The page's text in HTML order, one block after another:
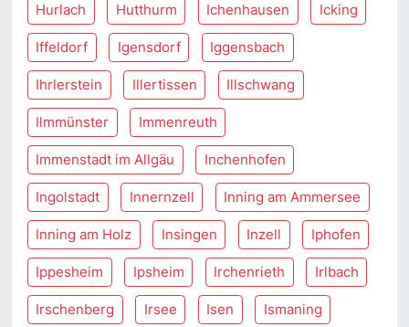
Hurlach Hutthurm Ichenhausen Icking
Iffeldorf Igensdorf Iggensbach
Ihrlerstein Illertissen Illschwang
Ilmmünster Immenreuth
Immenstadt im Allgäu Inchenhofen
Ingolstadt Innernzell Inning am Ammersee
Inning am Holz Insingen Inzell Iphofen
Ippesheim Ipsheim Irchenrieth Irlbach
Irschenberg Irsee Isen Ismaning